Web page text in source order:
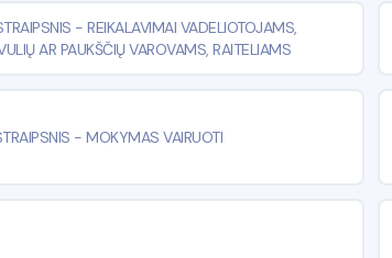
-REIKALAVIMAI VADELIOTOJAMS,
AR PAUKŠČIŲ VAROVAMS, RAITELIAMS
-MOKYMAS VAIRUOTI